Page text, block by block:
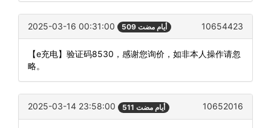
2025-03-16 00:31:00 509 أيام مضت 10654423
【e充电】验证码8530，感谢您询价，如非本人操作请忽
略。
2025-03-14 23:58:00 511 أيام مضت 10652016